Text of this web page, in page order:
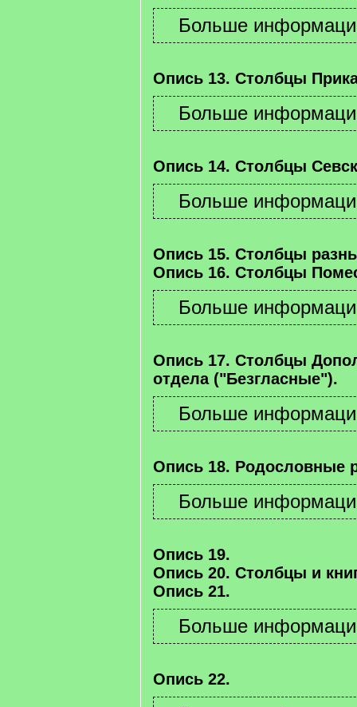
Опись 13. Столбцы
Опись 14. Столбцы
Опись 15. Столбцы
Опись 16. Столбцы
Опись 17. Столбцы
отдела ("Безгласные").
Опись 18. Родословные
Опись 19.
Опись 20. Столбцы и
Опись 21.
Опись 22.